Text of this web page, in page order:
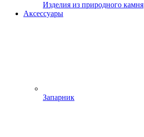
Изделия из природного камня
Аксессуары
Запарник